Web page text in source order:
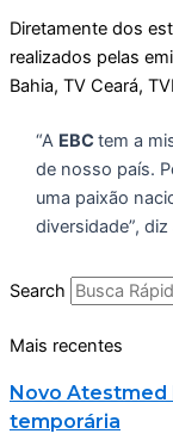
Diretamente dos
realizados pelas
Bahia, TV Ceará,
“A EBC tem a
de nosso país.
uma paixão
diversidade”,
Search
Mais recentes
Novo Atestmed
temporária